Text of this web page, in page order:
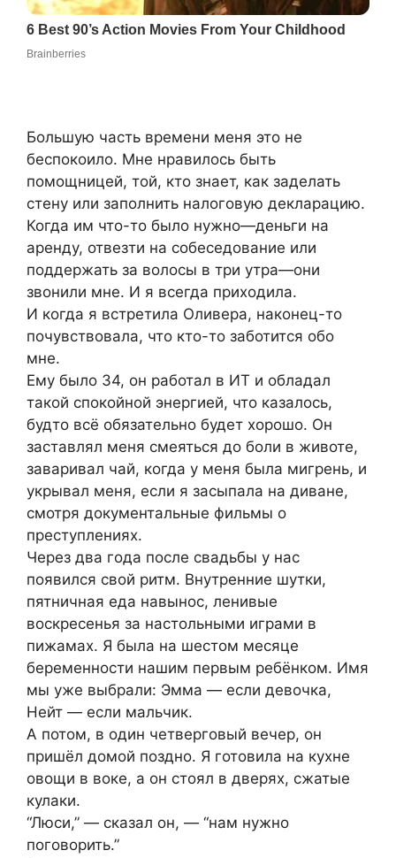
Большую часть времени меня это не
беспокоило. Мне нравилось быть
помощницей, той, кто знает, как заделать
стену или заполнить налоговую декларацию.
Когда им что-то было нужно—деньги на
аренду, отвезти на собеседование или
поддержать за волосы в три утра—они
звонили мне. И я всегда приходила.
И когда я встретила Оливера, наконец-то
почувствовала, что кто-то заботится обо
мне.
Ему было 34, он работал в ИТ и обладал
такой спокойной энергией, что казалось,
будто всё обязательно будет хорошо. Он
заставлял меня смеяться до боли в животе,
заваривал чай, когда у меня была мигрень, и
укрывал меня, если я засыпала на диване,
смотря документальные фильмы о
преступлениях.
Через два года после свадьбы у нас
появился свой ритм. Внутренние шутки,
пятничная еда навынос, ленивые
воскресенья за настольными играми в
пижамах. Я была на шестом месяце
беременности нашим первым ребёнком. Имя
мы уже выбрали: Эмма — если девочка,
Нейт — если мальчик.
А потом, в один четверговый вечер, он
пришёл домой поздно. Я готовила на кухне
овощи в воке, а он стоял в дверях, сжатые
кулаки.
“Люси,” — сказал он, — “нам нужно
поговорить.”